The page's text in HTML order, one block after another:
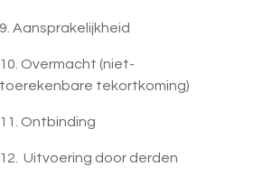
9. Aansprakelijkheid
10. Overmacht (niet-
toerekenbare tekortkoming)
11. Ontbinding
12. Uitvoering door derden